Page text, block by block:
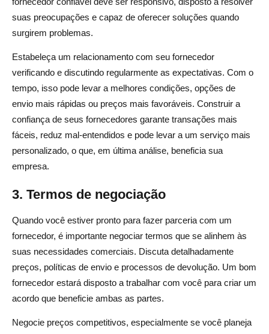
suas preocupações e capaz de oferecer soluções quando
surgirem problemas.
Estabeleça um relacionamento com seu fornecedor
verificando e discutindo regularmente as expectativas. Com o
tempo, isso pode levar a melhores condições, opções de
envio mais rápidas ou preços mais favoráveis. Construir a
confiança de seus fornecedores garante transações mais
fáceis, reduz mal-entendidos e pode levar a um serviço mais
personalizado, o que, em última análise, beneficia sua
empresa.
3. Termos de negociação
Quando você estiver pronto para fazer parceria com um
fornecedor, é importante negociar termos que se alinhem às
suas necessidades comerciais. Discuta detalhadamente
preços, políticas de envio e processos de devolução. Um bom
fornecedor estará disposto a trabalhar com você para criar um
acordo que beneficie ambas as partes.
Negocie preços competitivos, especialmente se você planeja